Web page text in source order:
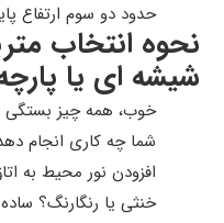
حدود دو سوم ارتفاع
نحوه انتخاب
شیشه ای یا
خوب، همه چیز بستگی
شما چه کاری انجام
افزودن نور محیط به
خنثی یا رنگارنگ؟